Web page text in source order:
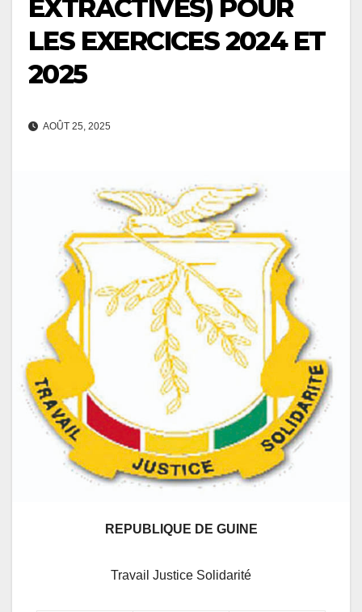
EXTRACTIVES) POUR
LES EXERCICES 2024 ET
2025
AOÛT 25, 2025
REPUBLIQUE DE GUINE
Travail Justice Solidarité